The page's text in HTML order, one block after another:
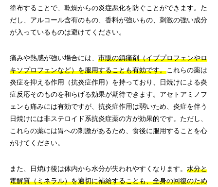
塗布することで、乾燥からの炎症悪化を防ぐことができます。た
だし、アルコール含有のもの、香料が強いもの、刺激の強い成分
が入っているものは避けてください。
痛みや熱感が強い場合には、 市販の鎮痛剤（イブプロフェンやロ
キソプロフェンなど）を服用することも有効です。これらの薬は
炎症を抑える作用（抗炎症作用）を持っており、日焼けによる炎
症反応そのものを和らげる効果が期待できます。アセトアミノフ
ェンも痛みには有効ですが、抗炎症作用は弱いため、炎症を伴う
日焼けには非ステロイド系抗炎症薬の方が効果的です。ただし、
これらの薬には胃への刺激があるため、食後に服用することを心
がけてください。
また、日焼け後は体内から水分が失われやすくなります。 水分と
電解質（ミネラル）を適切に補給することも、全身の回復のため